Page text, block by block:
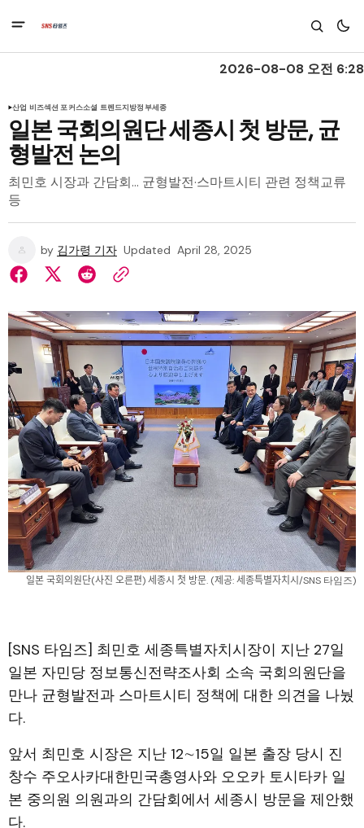
2026-08-08 오전 6:28
산업 비즈섹션 포커스소셜 트렌드지방정부세종
일본 국회의원단 세종시 첫 방문, 균
형발전 논의
최민호 시장과 간담회… 균형발전·스마트시티 관련 정책교류
등
by 김가령 기자 Updated April 28, 2025
일본 국회의원단(사진 오른편) 세종시 첫 방문. (제공: 세종특별자치시/SNS 타임즈)
[SNS 타임즈] 최민호 세종특별자치시장이 지난 27일
일본 자민당 정보통신전략조사회 소속 국회의원단을
만나 균형발전과 스마트시티 정책에 대한 의견을 나눴
다.
앞서 최민호 시장은 지난 12∼15일 일본 출장 당시 진
창수 주오사카대한민국총영사와 오오카 토시타카 일
본 중의원 의원과의 간담회에서 세종시 방문을 제안했
다.